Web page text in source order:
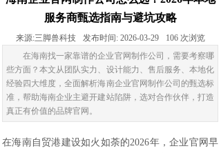
服务商甄选指南与避坑攻略
来源:三脚兽科技 发布时间: 2026-03-29 106 次浏览
在海南找一家靠谱的企业官网制作公司，需要考察哪
些方面？本文从团队实力、设计能力、售后服务、本地化
经验四大维度，全面解析海南企业官网制作公司的甄选标
准，帮助海南企业主避开建站陷阱，选对合作伙伴，打造
真正有价值的品牌官网。
在海南自贸港建设如火如荼的2026年，企业官网早